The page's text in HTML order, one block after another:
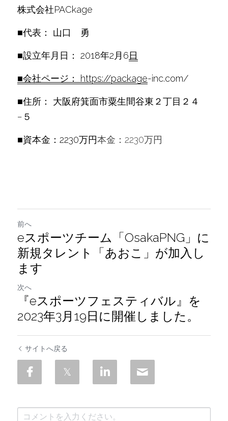
株式会社PACkage
■代表： 山口　勇
■設立年月日： 2018年2月6日
■会社ページ： https://package-inc.com/
■住所： 大阪府箕面市粟生間谷東２丁目２４
−５
■資本金：2230万円本金：2230万円
前へ
eスポーツチーム「OsakaPNG」に
新規タレント「あおこ」が加入し
ます
次へ
『eスポーツフェスティバル』を
2023年3月19日に開催しました。
サイトへ戻る